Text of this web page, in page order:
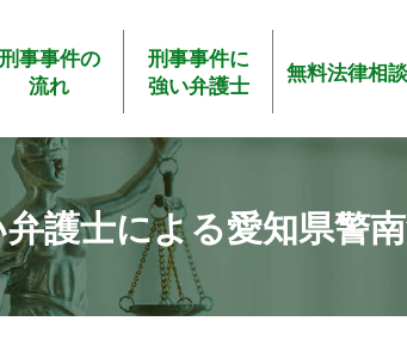
刑事事件の
流れ
刑事事件に
強い弁護士
無料法律相談
護士による愛知県警